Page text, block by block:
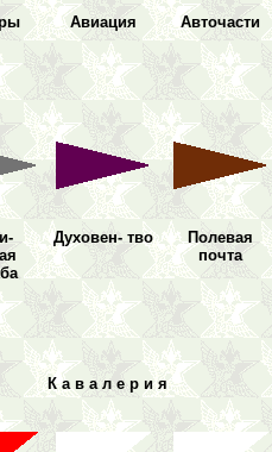
Авиация Авточасти
-
Духовен- тво
Полевая
почта
К а в а л е р и я